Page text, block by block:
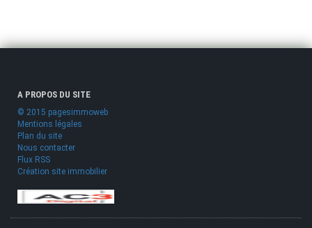
A PROPOS DU SITE
© 2015 pagesimmoweb
Mentions légales
Plan du site
Nous contacter
Flux RSS
Création site immobilier